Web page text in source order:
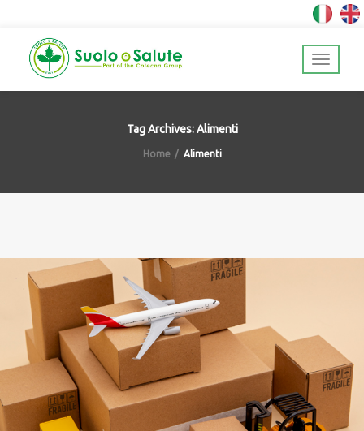
Tag Archives: Alimenti
Home Alimenti